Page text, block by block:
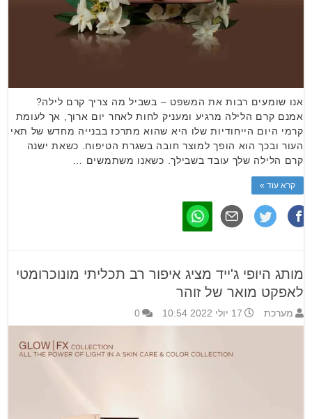
אנו שומעים רבות את המשפט – בשביל מה צריך קרם לילה?
אמנם קרם הלילה מרגיע ומעניק לחות לאחר יום ארוך, אך לעומת
קרמי היום הייחודיות שלו היא שהוא מתרכז בבנייה מחדש של תאי
העור ובכך הוא הופך למוצר חובה בשגרת הטיפוח. כשאת ישנה
קרם הלילה שלך עובד בשבילך. כשאנו משתמשים …
קרא עוד »
מותג היופי ג'ייד מציג איפור רב תכליתי מונוכרומטי
לאפקט מואר של זוהר
מערכת 17 יולי 2022 10:54 0